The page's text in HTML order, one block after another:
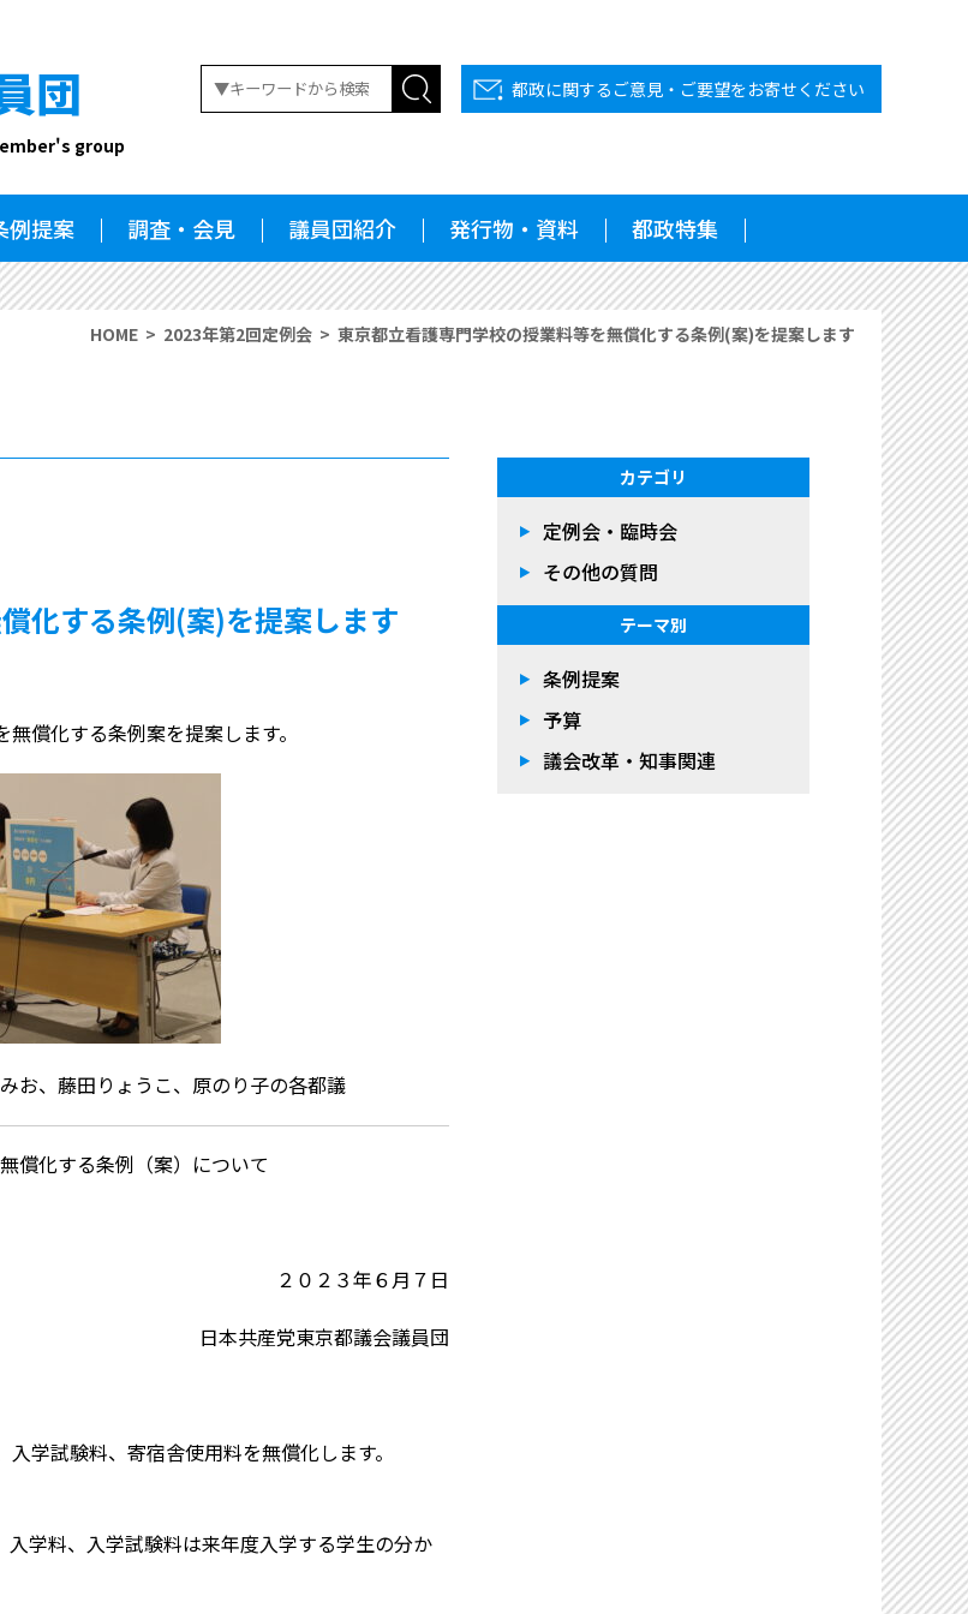
団
group
都政に関するご意見・ご要望をお寄せください
例提案 調査・会見 議員団紹介 発行物・資料 都政特集
HOME 2023年第2回定例会 東京都立看護専門学校の授業料等を無償化する条例(案)を提案します
化する条例(案)を提案します
償化する条例案を提案します。
、藤田りょうこ、原のり子の各都議
償化する条例（案）について
２０２３年６月７日
日本共産党東京都議会議員団
学試験料、寄宿舎使用料を無償化します。
学料、入学試験料は来年度入学する学生の分か
カテゴリ
定例会・臨時会
その他の質問
テーマ別
条例提案
予算
議会改革・知事関連